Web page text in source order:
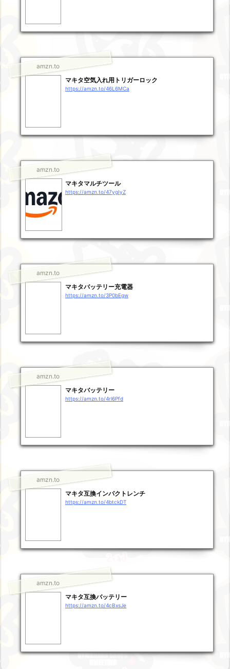
amzn.to
マキタ空気入れ用トリガーロック
https://amzn.to/46L6MCa
amzn.to
マキタマルチツール
https://amzn.to/47ygIyZ
amzn.to
マキタバッテリー充電器
https://amzn.to/3P0bEgw
amzn.to
マキタバッテリー
https://amzn.to/4rl6Pfd
amzn.to
マキタ互換インパクトレンチ
https://amzn.to/4btckDT
amzn.to
マキタ互換バッテリー
https://amzn.to/4cBxsJe